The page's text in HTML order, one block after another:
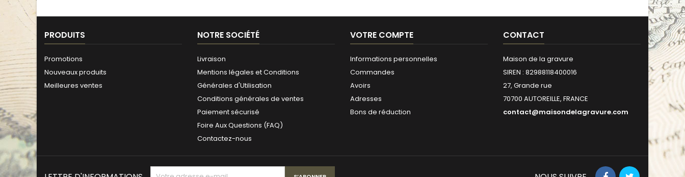
PRODUITS
Promotions
Nouveaux produits
Meilleures ventes
NOTRE SOCIÉTÉ
Livraison
Mentions légales et Conditions
Générales d'Utilisation
Conditions générales de ventes
Paiement sécurisé
Foire Aux Questions (FAQ)
Contactez-nous
VOTRE COMPTE
Informations personnelles
Commandes
Avoirs
Adresses
Bons de réduction
CONTACT
Maison de la gravure
SIREN : 82988118400016
27, Grande rue
70700 AUTOREILLE, FRANCE
contact@maisondelagravure.com